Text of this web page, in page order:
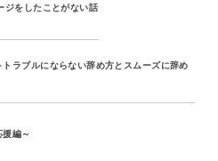
ジをしたことがない話
ラブルにならない辞め方とスムーズに辞め
援編～